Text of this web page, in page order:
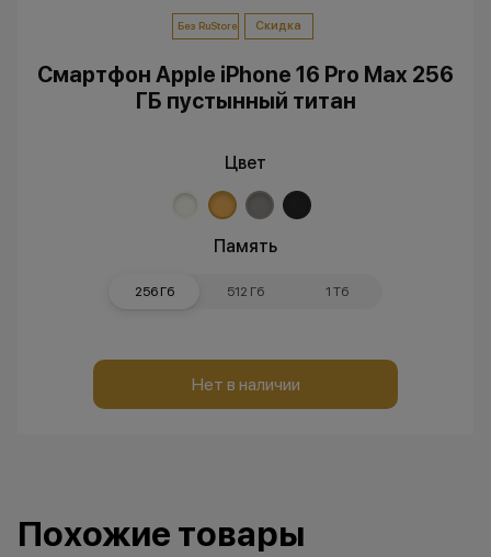
Без RuStore Скидка
Смартфон Apple iPhone 16 Pro Max 256
ГБ пустынный титан
Цвет
Память
256 Гб 512 Гб 1 Тб
Нет в наличии
Похожие товары